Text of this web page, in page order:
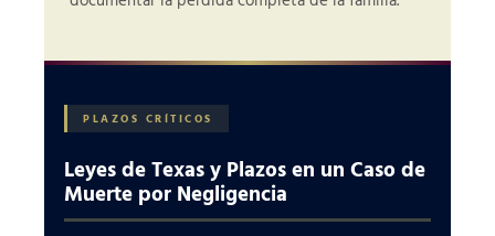
PLAZOS CRÍTICOS
Leyes de Texas y Plazos en un Caso de
Muerte por Negligencia